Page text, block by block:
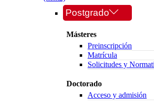
Postgrado
Másteres
Preinscripción
Matrícula
Solicitudes y
Doctorado
Acceso y admisión